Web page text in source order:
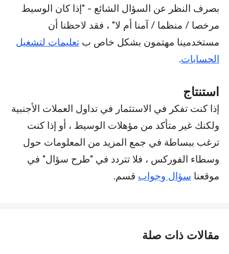
بصرف النظر عن السؤال الشائع - "إذا كان الوسيط
مرخصا / منظما / آمنا أم لا" ، فقد لاحظنا أن
مستخدمينا مهتمون بشكل خاص بتعليمات لتشغيل
الحسابات.
استنتاج
إذا كنت تفكر في الاستثمار في تداول العملات الأجنبية
ولكنك غير متأكد من مؤهلات الوسيط ، أو إذا كنت
ترغب ببساطة في جمع المزيد من المعلومات حول
وسطاء الفوركس ، فلا تتردد في "طرح سؤال" في
موقعنا سؤال وجواب قسم.
مقالات ذات صلة